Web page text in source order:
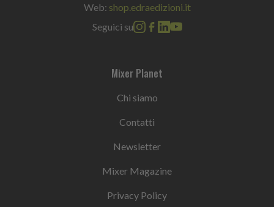
Web: shop.edraedizioni.it
Seguici su
Mixer Planet
Chi siamo
Contatti
Newsletter
Mixer Magazine
Privacy Policy